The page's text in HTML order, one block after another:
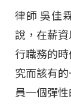
律師 吳佳
說，在薪
行職務的
究而該有
員一個彈